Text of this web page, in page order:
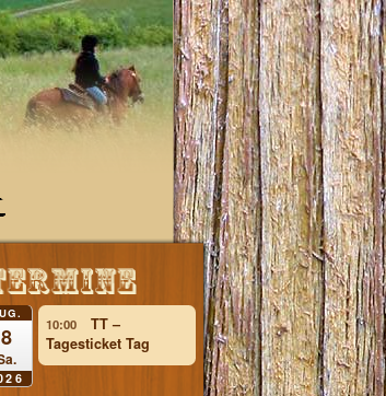
8 10:00
TT –
Tagesticket Tag
lg